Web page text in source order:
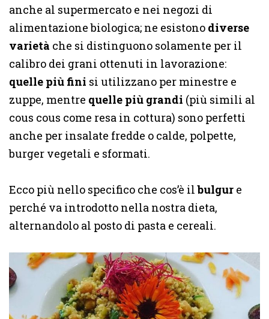
anche al supermercato e nei negozi di
alimentazione biologica; ne esistono diverse
varietà che si distinguono solamente per il
calibro dei grani ottenuti in lavorazione:
quelle più fini si utilizzano per minestre e
zuppe, mentre quelle più grandi (più simili al
cous cous come resa in cottura) sono perfetti
anche per insalate fredde o calde, polpette,
burger vegetali e sformati.
Ecco più nello specifico che cos’è ilbulgur e
perché va introdotto nella nostra dieta,
alternandolo al posto di pasta e cereali.